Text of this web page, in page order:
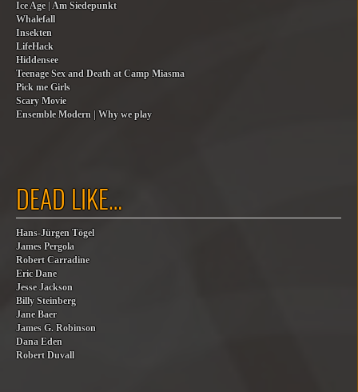
Ice Age | Am Siedepunkt
Whalefall
Insekten
LifeHack
Hiddensee
Teenage Sex and Death at Camp Miasma
Pick me Girls
Scary Movie
Ensemble Modern | Why we play
DEAD LIKE…
Hans-Jürgen Tögel
James Pergola
Robert Carradine
Eric Dane
Jesse Jackson
Billy Steinberg
Jane Baer
James G. Robinson
Dana Eden
Robert Duvall